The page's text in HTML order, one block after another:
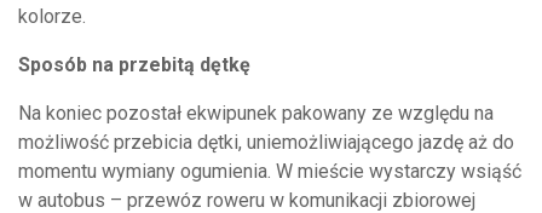
kolorze.
Sposób na przebitą dętkę
Na koniec pozostał ekwipunek pakowany ze względu na
możliwość przebicia dętki, uniemożliwiającego jazdę aż do
momentu wymiany ogumienia. W mieście wystarczy wsiąść
w autobus – przewóz roweru w komunikacji zbiorowej